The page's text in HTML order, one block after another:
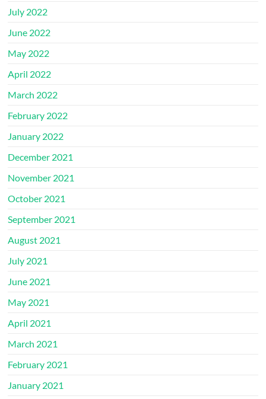
July 2022
June 2022
May 2022
April 2022
March 2022
February 2022
January 2022
December 2021
November 2021
October 2021
September 2021
August 2021
July 2021
June 2021
May 2021
April 2021
March 2021
February 2021
January 2021